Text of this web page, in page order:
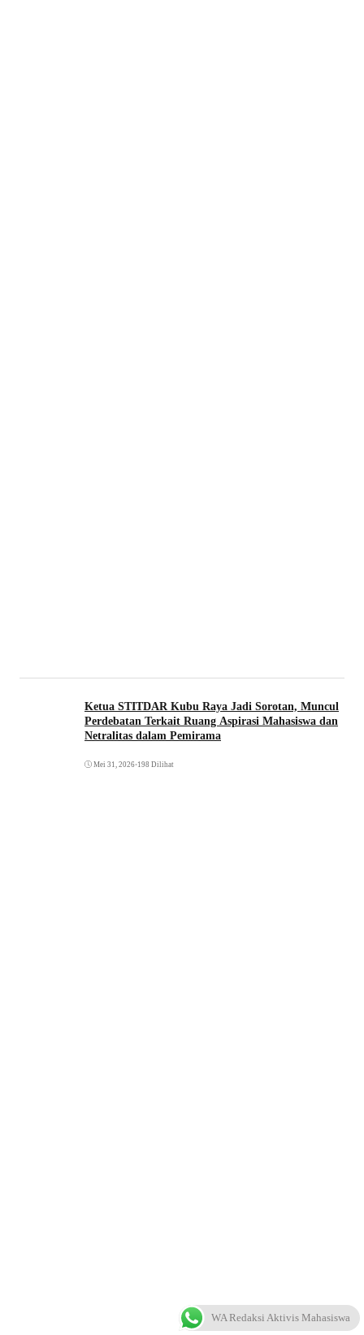
Ketua STITDAR Kubu Raya Jadi Sorotan, Muncul
Perdebatan Terkait Ruang Aspirasi Mahasiswa dan
Netralitas dalam Pemirama
Mei 31, 2026•198 Dilihat
WA Redaksi Aktivis Mahasiswa